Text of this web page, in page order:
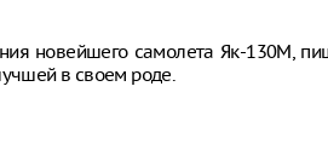
новейшего самолета Як-130М,
в своем роде.